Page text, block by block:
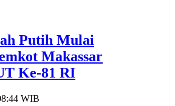
Putih Mulai
Makassar
Ke-81 RI
WIB